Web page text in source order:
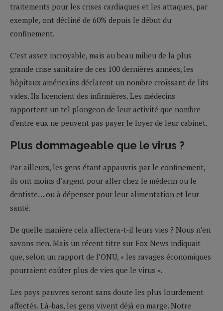
traitements pour les crises cardiaques et les attaques, par
exemple, ont décliné de 60% depuis le début du
confinement.
C’est assez incroyable, mais au beau milieu de la plus
grande crise sanitaire de ces 100 dernières années, les
hôpitaux américains déclarent un nombre croissant de lits
vides. Ils licencient des infirmières. Les médecins
rapportent un tel plongeon de leur activité que nombre
d’entre eux ne peuvent pas payer le loyer de leur cabinet.
Plus dommageable que le virus ?
Par ailleurs, les gens étant appauvris par le confinement,
ils ont moins d’argent pour aller chez le médecin ou le
dentiste… ou à dépenser pour leur alimentation et leur
santé.
De quelle manière cela affectera-t-il leurs vies ? Nous n’en
savons rien. Mais un récent titre sur Fox News indiquait
que, selon un rapport de l’ONU, « les ravages économiques
pourraient coûter plus de vies que le virus ».
Les pays pauvres seront sans doute les plus lourdement
affectés. Là-bas, les gens vivent déjà en marge. Notre